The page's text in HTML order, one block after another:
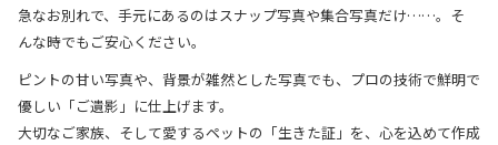
急なお別れで、手元にあるのはスナップ写真や集合写真だけ……。そ
んな時でもご安心ください。
ピントの甘い写真や、背景が雑然とした写真でも、プロの技術で鮮明で
優しい「ご遺影」に仕上げます。
大切なご家族、そして愛するペットの「生きた証」を、心を込めて作成